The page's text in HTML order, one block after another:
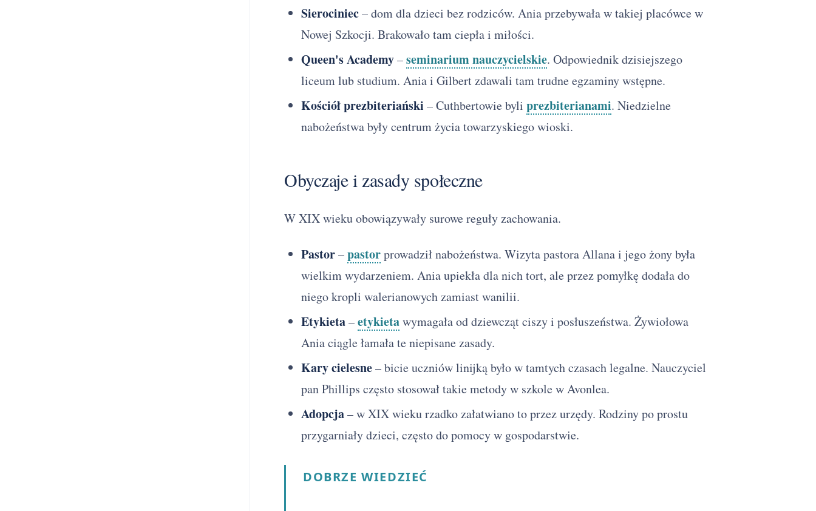
Sierociniec– dom dla dzieci bez rodziców. Ania przebywała w takiej placówce w
Nowej Szkocji. Brakowało tam ciepła i miłości.
Queen's Academy–seminarium nauczycielskie. Odpowiednik dzisiejszego
liceum lub studium. Ania i Gilbert zdawali tam trudne egzaminy wstępne.
Kościół prezbiteriański – Cuthbertowie byli prezbiterianami. Niedzielne
nabożeństwa były centrum życia towarzyskiego wioski.
Obyczaje i zasady społeczne
W XIX wieku obowiązywały surowe reguły zachowania.
Pastor–pastorprowadził nabożeństwa. Wizyta pastora Allana i jego żony była
wielkim wydarzeniem. Ania upiekła dla nich tort, ale przez pomyłkę dodała do
niego kropli walerianowych zamiast wanilii.
Etykieta–etykietawymagała od dziewcząt ciszy i posłuszeństwa. Żywiołowa
Ania ciągle łamała te niepisane zasady.
Kary cielesne– bicie uczniów linijką było w tamtych czasach legalne. Nauczyciel
pan Phillips często stosował takie metody w szkole w Avonlea.
Adopcja– w XIX wieku rzadko załatwiano to przez urzędy. Rodziny po prostu
przygarniały dzieci, często do pomocy w gospodarstwie.
DOBRZE WIEDZIEĆ